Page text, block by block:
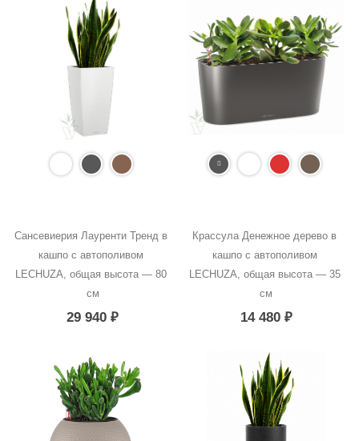
Сансевиерия Лауренти Тренд в
кашпо с автополивом
LECHUZA, общая высота — 80
см
29 940₽
Крассула Денежное дерево в
кашпо с автополивом
LECHUZA, общая высота — 35
см
14 480 ₽